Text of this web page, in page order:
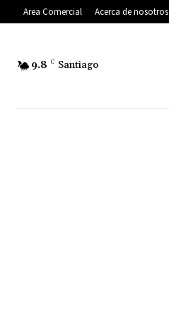
Area Comercial Acerca de nosotros
9.8 C Santiago